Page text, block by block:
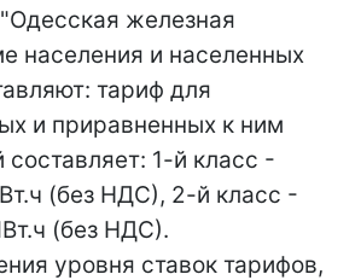
железная
населения и населенных
тариф для
и приравненных к ним
составляет: 1-й класс -
(без НДС), 2-й класс -
(без НДС).
уровня ставок тарифов,